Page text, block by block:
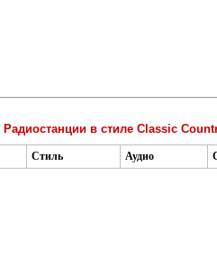
Радиостанции в стиле Classic
Стиль Аудио